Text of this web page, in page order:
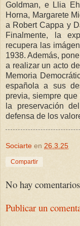
Goldman, e Llia
Horna, Margarete
a Robert Cappa y
Finalmente, la
recupera las
1938. Además,
a realizar un acto
Memoria
española a sus
previa, siempre
la preservación
defensa de los
Sociarte en 26.3.25
Compartir
No hay
Publicar un